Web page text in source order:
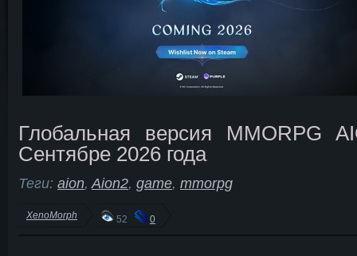
Глобальная версия MMORPG
Сентябре 2026 года
Теги: aion, Aion2, game, mmorpg
XenoMorph 52 0